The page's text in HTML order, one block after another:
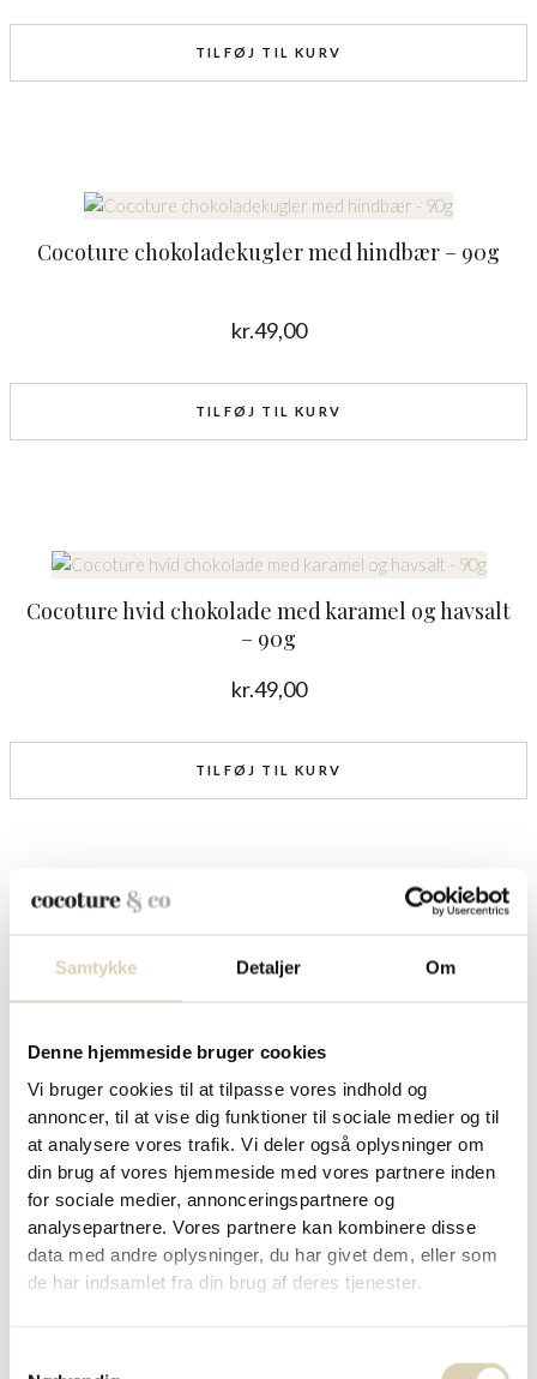
Samtykke Detaljer Om
Denne hjemmeside bruger cookies
Vi bruger cookies til at tilpasse vores indhold og
annoncer, til at vise dig funktioner til sociale medier og til
at analysere vores trafik. Vi deler også oplysninger om
din brug af vores hjemmeside med vores partnere inden
for sociale medier, annonceringspartnere og
analysepartnere. Vores partnere kan kombinere disse
data med andre oplysninger, du har givet dem, eller som
de har indsamlet fra din brug af deres tjenester.
TILFØJ TIL KURV
Cocoture chokoladekugler med hindbær – 90g
kr.49,00
TILFØJ TIL KURV
Cocoture hvid chokolade med karamel og havsalt
– 90g
kr.49,00
TILFØJ TIL KURV
Konfektstykker i Cocoture hjerteæske – 36g
kr.49,95
TILFØJ TIL KURV